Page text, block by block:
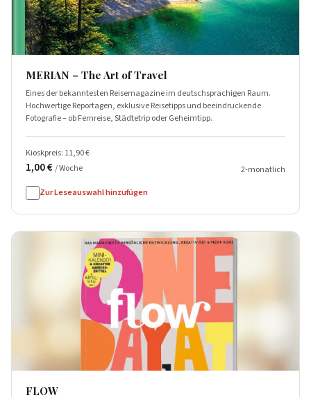
MERIAN – The Art of Travel
Eines der bekanntesten Reisemagazine im deutschsprachigen Raum.
Hochwertige Reportagen, exklusive Reisetipps und beeindruckende
Fotografie – ob Fernreise, Städtetrip oder Geheimtipp.
Kioskpreis: 11,90 €
1,00 €/ Woche 2-monatlich
Zur Leseauswahl hinzufügen
FLOW